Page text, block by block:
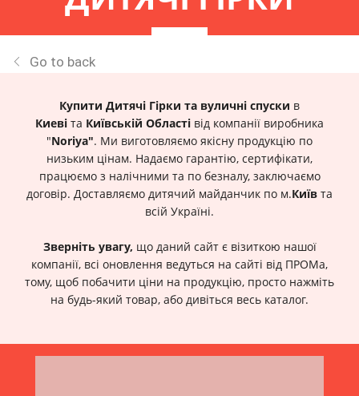
Go to back
Купити Дитячі Гірки та вуличні спуски в
Киеві та Київській Області від компанії виробника
"Noriya". Ми виготовляємо якісну продукцію по
низьким цінам. Надаємо гарантію, сертифікати,
працюємо з налічними та по безналу, заключаємо
договір. Доставляємо дитячий майданчик по м.Київ та
всій Україні.
Зверніть увагу, що даний сайт є візиткою нашої
компанії, всі оновлення ведуться на сайті від ПРОМа,
тому, щоб побачити ціни на продукцію, просто нажміть
на будь-який товар, або дивіться весь каталог.